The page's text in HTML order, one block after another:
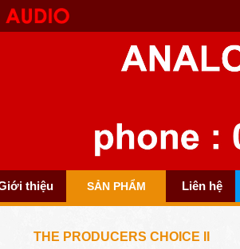
thiệu SẢN PHẨM Liên hệ
THE PRODUCERS CHOICE II